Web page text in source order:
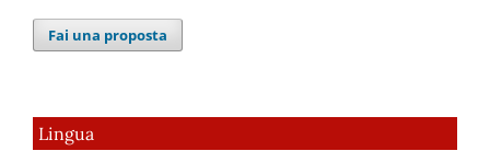
Fai una proposta
Lingua